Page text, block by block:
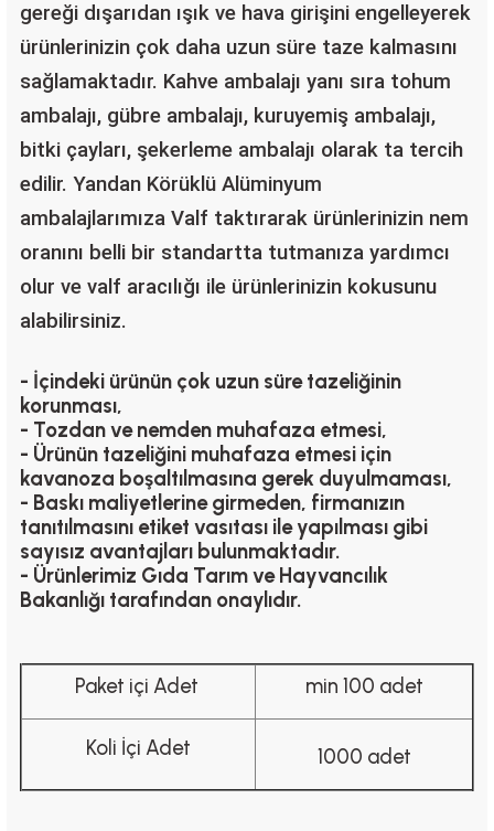
gereği dışarıdan ışık ve hava girişini engelleyerek
ürünlerinizin çok daha uzun süre taze kalmasını
sağlamaktadır. Kahve ambalajı yanı sıra tohum
ambalajı, gübre ambalajı, kuruyemiş ambalajı,
bitki çayları, şekerleme ambalajı olarak ta tercih
edilir. Yandan Körüklü Alüminyum
ambalajlarımıza Valf taktırarak ürünlerinizin nem
oranını belli bir standartta tutmanıza yardımcı
olur ve valf aracılığı ile ürünlerinizin kokusunu
alabilirsiniz.
- İçindeki ürünün çok uzun süre tazeliğinin
korunması,
- Tozdan ve nemden muhafaza etmesi,
- Ürünün tazeliğini muhafaza etmesi için
kavanoza boşaltılmasına gerek duyulmaması,
- Baskı maliyetlerine girmeden, firmanızın
tanıtılmasını etiket vasıtası ile yapılması gibi
sayısız avantajları bulunmaktadır.
- Ürünlerimiz Gıda Tarım ve Hayvancılık
Bakanlığı tarafından onaylıdır.
Paket içi Adet min 100 adet
Koli İçi Adet 1000 adet